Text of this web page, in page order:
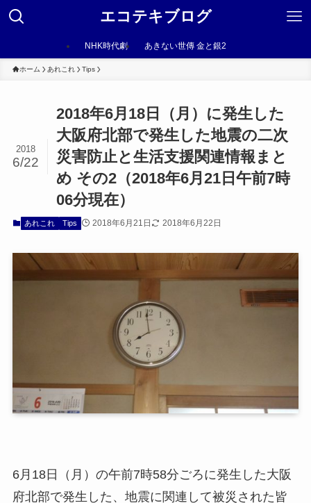
エコテキブログ
NHK時代劇 あきない世傳 金と銀2
ホーム あれこれ Tips
2018年6月18日（月）に発生した
大阪府北部で発生した地震の二次
災害防止と生活支援関連情報まと
め その2（2018年6月21日午前7時
06分現在）
2018
6/22
あれこれ Tips 2018年6月21日 2018年6月22日
6月18日（月）の午前7時58分ごろに発生した大阪
府北部で発生した、地震に関連して被災された皆